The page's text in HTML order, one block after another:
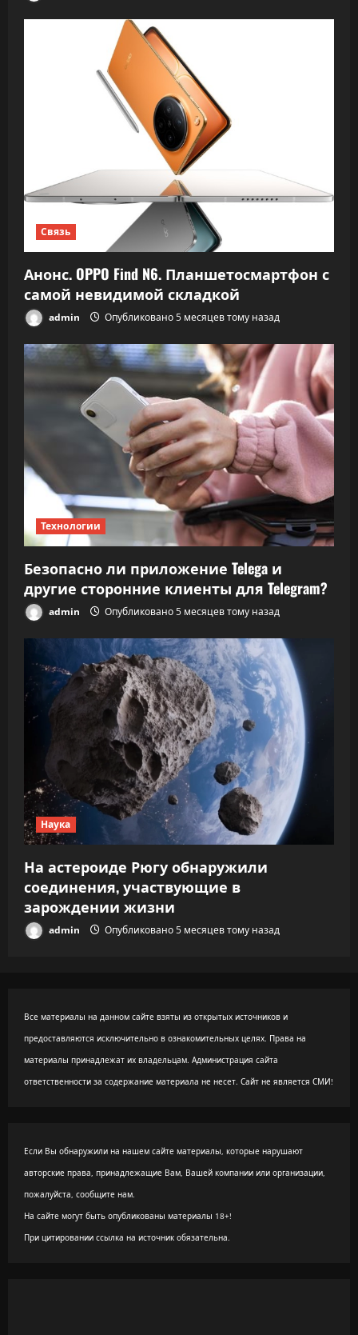
Связь
Анонс. OPPO Find N6. Планшетосмартфон с
самой невидимой складкой
admin Опубликовано 5 месяцев тому назад
Технологии
Безопасно ли приложение Telega и
другие сторонние клиенты для Telegram?
admin Опубликовано 5 месяцев тому назад
Наука
На астероиде Рюгу обнаружили
соединения, участвующие в
зарождении жизни
admin Опубликовано 5 месяцев тому назад
Все материалы на данном сайте взяты из открытых источников и
предоставляются исключительно в ознакомительных целях. Права на
материалы принадлежат их владельцам. Администрация сайта
ответственности за содержание материала не несет. Сайт не является СМИ!
Если Вы обнаружили на нашем сайте материалы, которые нарушают
авторские права, принадлежащие Вам, Вашей компании или организации,
пожалуйста, сообщите нам.
На сайте могут быть опубликованы материалы 18+!
При цитировании ссылка на источник обязательна.